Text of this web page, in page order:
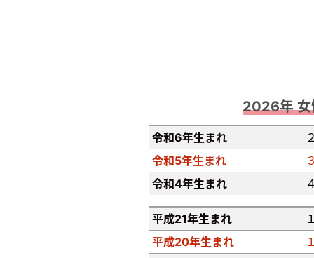
2026年 女
令和6年生まれ
令和5年生まれ
令和4年生まれ
平成21年生まれ
平成20年生まれ